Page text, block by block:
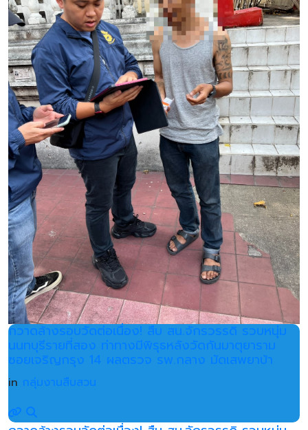
กวาดล้างรอบวัดต่อเนื่อง! สืบ สน.จักรวรรดิ รวบหนุ่ม
นนทบุรีรายที่สอง ท่าทางมีพิรุธหลังวัดกันมาตุยาราม
ซอยเจริญกรุง 14 ผลตรวจ รพ.กลาง มัดเสพยาบ้า
in กลุ่มงานสืบสวน